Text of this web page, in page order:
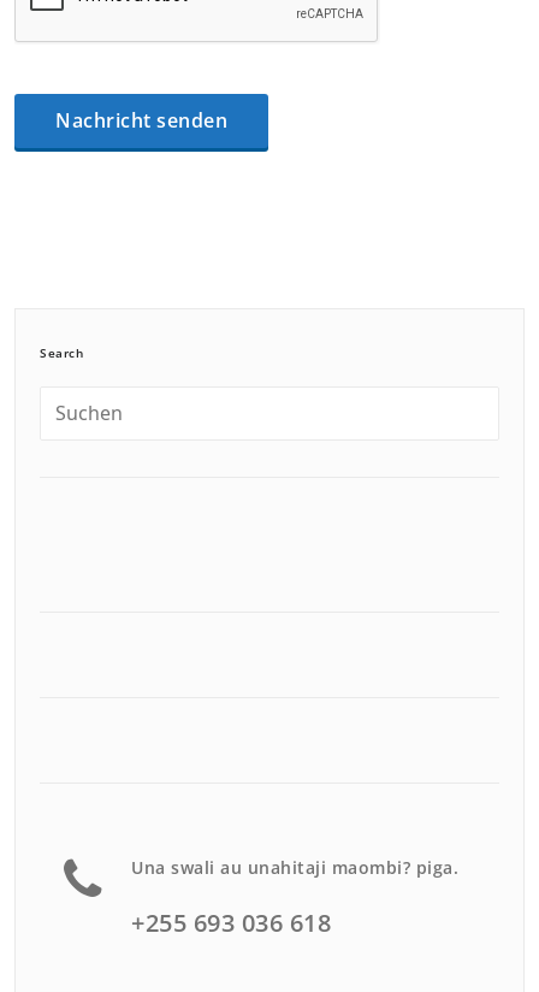
Search
Una swali au unahitaji maombi? piga.
+255 693 036 618